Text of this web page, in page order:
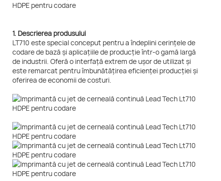
1. Descrierea produsului
LT710 este special conceput pentru a îndeplini cerințele de
codare de bază și aplicațiile de producție într-o gamă largă
de industrii. Oferă o interfață extrem de ușor de utilizat și
este remarcat pentru îmbunătățirea eficienței producției și
oferirea de economii de costuri.